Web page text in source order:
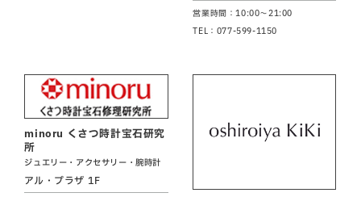
営業時間：10:00～21:00
TEL：077-599-1150
minoru くさつ時計宝石研究
所
ジュエリー・アクセサリー・腕時計
アル・プラザ 1F